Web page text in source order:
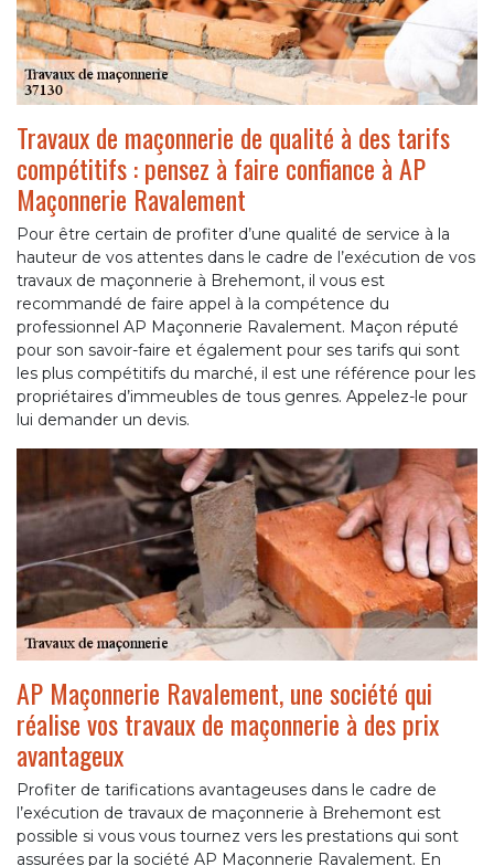
Travaux de maçonnerie de qualité à des tarifs
compétitifs : pensez à faire confiance à AP
Maçonnerie Ravalement
Pour être certain de profiter d’une qualité de service à la
hauteur de vos attentes dans le cadre de l’exécution de vos
travaux de maçonnerie à Brehemont, il vous est
recommandé de faire appel à la compétence du
professionnel AP Maçonnerie Ravalement. Maçon réputé
pour son savoir-faire et également pour ses tarifs qui sont
les plus compétitifs du marché, il est une référence pour les
propriétaires d’immeubles de tous genres. Appelez-le pour
lui demander un devis.
AP Maçonnerie Ravalement, une société qui
réalise vos travaux de maçonnerie à des prix
avantageux
Profiter de tarifications avantageuses dans le cadre de
l’exécution de travaux de maçonnerie à Brehemont est
possible si vous vous tournez vers les prestations qui sont
assurées par la société AP Maçonnerie Ravalement. En